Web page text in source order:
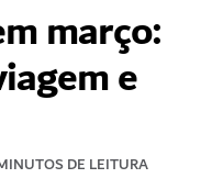
março:
e
DE LEITURA